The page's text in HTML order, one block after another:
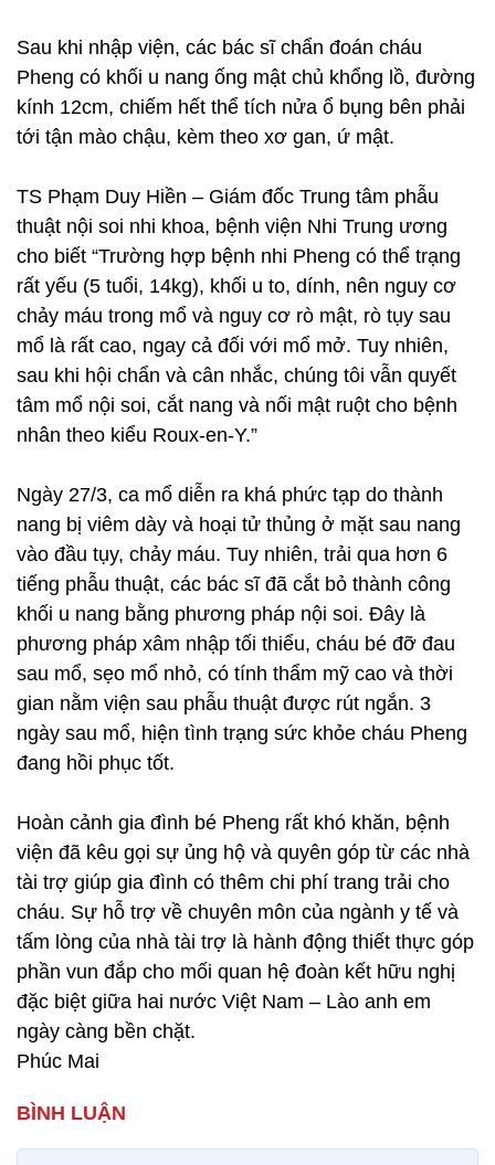
Sau khi nhập viện, các bác sĩ chẩn đoán cháu
Pheng có khối u nang ống mật chủ khổng lồ, đường
kính 12cm, chiếm hết thể tích nửa ổ bụng bên phải
tới tận mào chậu, kèm theo xơ gan, ứ mật.
TS Phạm Duy Hiền – Giám đốc Trung tâm phẫu
thuật nội soi nhi khoa, bệnh viện Nhi Trung ương
cho biết “Trường hợp bệnh nhi Pheng có thể trạng
rất yếu (5 tuổi, 14kg), khối u to, dính, nên nguy cơ
chảy máu trong mổ và nguy cơ rò mật, rò tụy sau
mổ là rất cao, ngay cả đối với mổ mở. Tuy nhiên,
sau khi hội chẩn và cân nhắc, chúng tôi vẫn quyết
tâm mổ nội soi, cắt nang và nối mật ruột cho bệnh
nhân theo kiểu Roux-en-Y.”
Ngày 27/3, ca mổ diễn ra khá phức tạp do thành
nang bị viêm dày và hoại tử thủng ở mặt sau nang
vào đầu tụy, chảy máu. Tuy nhiên, trải qua hơn 6
tiếng phẫu thuật, các bác sĩ đã cắt bỏ thành công
khối u nang bằng phương pháp nội soi. Đây là
phương pháp xâm nhập tối thiểu, cháu bé đỡ đau
sau mổ, sẹo mổ nhỏ, có tính thẩm mỹ cao và thời
gian nằm viện sau phẫu thuật được rút ngắn. 3
ngày sau mổ, hiện tình trạng sức khỏe cháu Pheng
đang hồi phục tốt.
Hoàn cảnh gia đình bé Pheng rất khó khăn, bệnh
viện đã kêu gọi sự ủng hộ và quyên góp từ các nhà
tài trợ giúp gia đình có thêm chi phí trang trải cho
cháu. Sự hỗ trợ về chuyên môn của ngành y tế và
tấm lòng của nhà tài trợ là hành động thiết thực góp
phần vun đắp cho mối quan hệ đoàn kết hữu nghị
đặc biệt giữa hai nước Việt Nam – Lào anh em
ngày càng bền chặt.
Phúc Mai